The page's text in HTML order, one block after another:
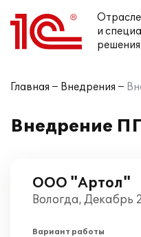
и
решения
Главная Внедрения
Внедрение
ООО "Артол"
Вологда, Декабрь
Вариант работы